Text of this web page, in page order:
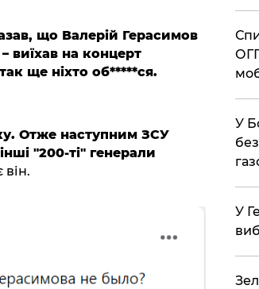
що Валерій Герасимов
виїхав на концерт
ще ніхто об*****ся.
Отже наступним ЗСУ
"200-ті" генерали
він.
У
У